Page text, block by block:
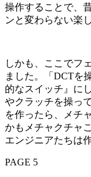
操作することで、
ンと変わらない楽
しかも、ここでフ
ました。「DCTを
的なスイッチ』に
やクラッチを操っ
を作ったら、メチ
かもメチャクチャ
エンジニアたちは
PAGE 5